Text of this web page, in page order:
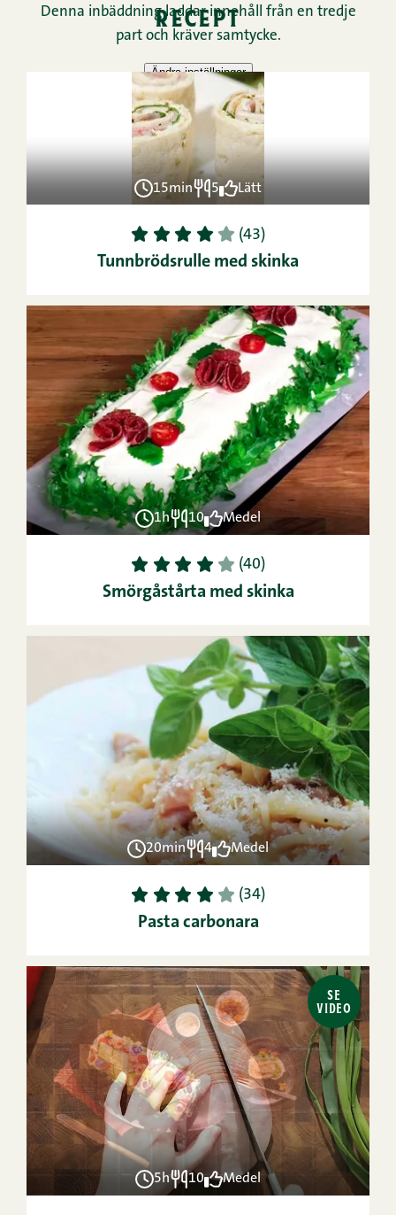
recept
15min 5 Lätt
1 2 3 4 5 (43)
Tunnbrödsrulle med skinka
1h 10 Medel
1 2 3 4 5 (40)
Smörgåstårta med skinka
20min 4 Medel
1 2 3 4 5 (34)
Pasta carbonara
SE
VIDEO
5h 10 Medel